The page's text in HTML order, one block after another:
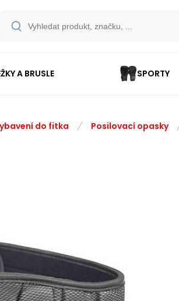
A BRUSLE SPORTY
do fitka Posilovací opasky